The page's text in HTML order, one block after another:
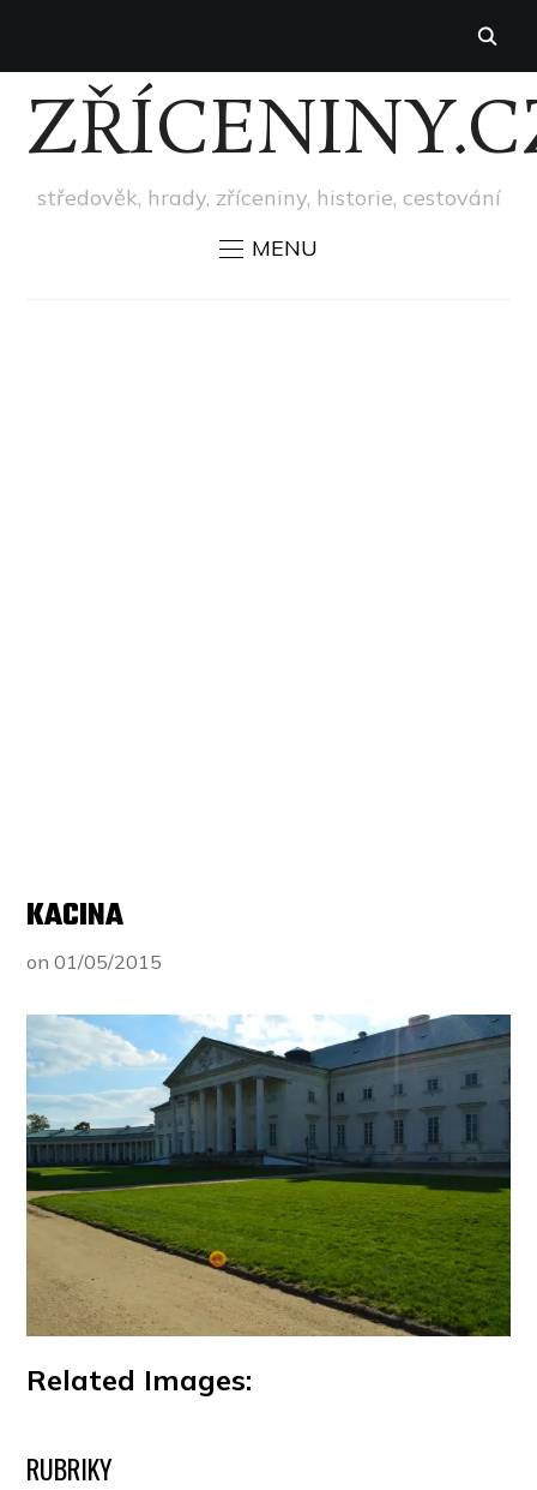
středověk, hrady, zříceniny, historie, cestování
MENU
KACINA
on01/05/2015
Related Images:
RUBRIKY